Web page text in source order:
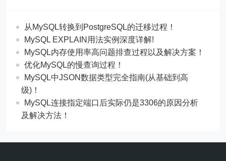
从MySQL转换到PostgreSQL的迁移过程！
MySQL EXPLAIN用法实例深度详解!
MySQL内存使用率高问题排查过程以及解决方案！
优化MySQL的慢查询过程！
MySQL中JSON数据类型完全指南(从基础到高
级)！
MySQL连接指定端口后实际仍是3306的原因分析
及解决方法！